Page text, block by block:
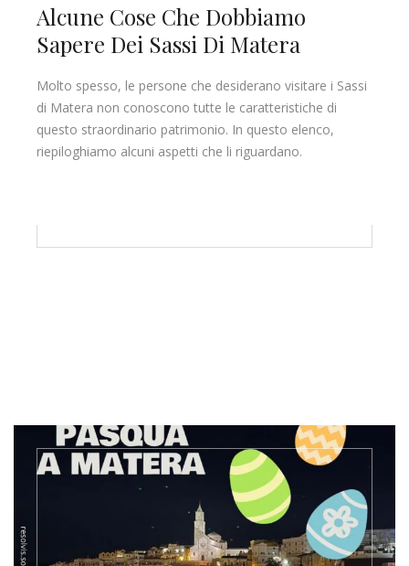
Alcune Cose Che Dobbiamo
Sapere Dei Sassi Di Matera
Molto spesso, le persone che desiderano visitare i Sassi
di Matera non conoscono tutte le caratteristiche di
questo straordinario patrimonio. In questo elenco,
riepiloghiamo alcuni aspetti che li riguardano.